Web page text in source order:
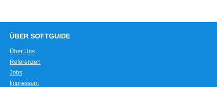
ÜBER SOFTGUIDE
Über Uns
Referenzen
Jobs
Impressum